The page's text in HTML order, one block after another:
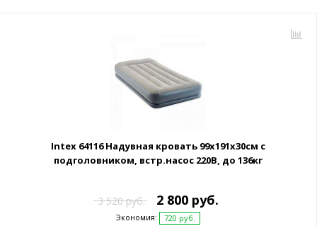
Intex 64116 Надувная кровать 99х191х30см с
подголовником, встр.насос 220В, до 136кг
3 520 руб. 2 800 руб.
Экономия: 720 руб.